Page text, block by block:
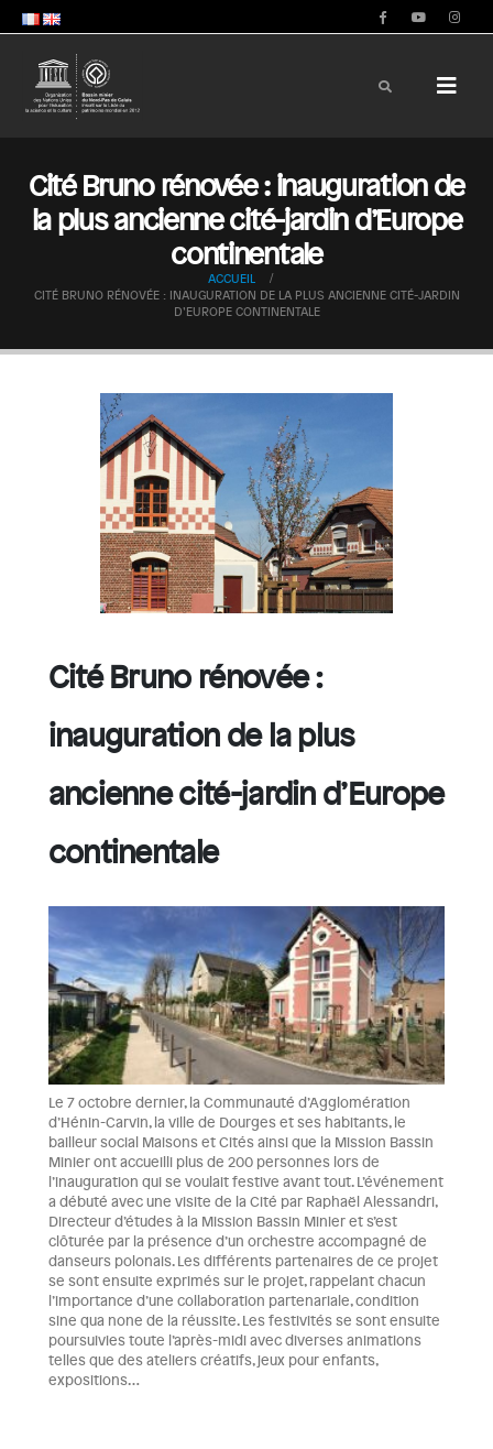
Cité Bruno rénovée : inauguration de
la plus ancienne cité-jardin d’Europe
continentale
ACCUEIL
CITÉ BRUNO RÉNOVÉE : INAUGURATION DE LA PLUS ANCIENNE CITÉ-JARDIN
D’EUROPE CONTINENTALE
Cité Bruno rénovée :
inauguration de la plus
ancienne cité-jardin d’Europe
continentale
Le 7 octobre dernier, la Communauté d’Agglomération
d’Hénin-Carvin, la ville de Dourges et ses habitants, le
bailleur social Maisons et Cités ainsi que la Mission Bassin
Minier ont accueilli plus de 200 personnes lors de
l’inauguration qui se voulait festive avant tout. L’événement
a débuté avec une visite de la Cité par Raphaël Alessandri,
Directeur d’études à la Mission Bassin Minier et s’est
clôturée par la présence d’un orchestre accompagné de
danseurs polonais. Les différents partenaires de ce projet
se sont ensuite exprimés sur le projet, rappelant chacun
l’importance d’une collaboration partenariale, condition
sine qua none de la réussite. Les festivités se sont ensuite
poursuivies toute l’après-midi avec diverses animations
telles que des ateliers créatifs, jeux pour enfants,
expositions…